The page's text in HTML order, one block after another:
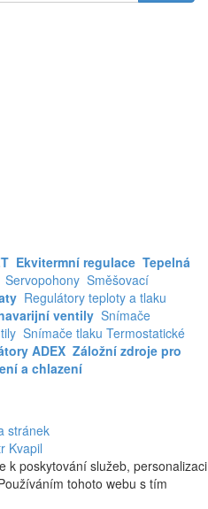
Ekvitermní regulace Tepelná
Servopohony Směšovací
Regulátory teploty a tlaku
ventily Snímače
Snímače tlaku Termostatické
ADEX Záložní zdroje pro
a chlazení
stránek
Kvapil
k poskytování služeb, personalizaci
tohoto webu s tím